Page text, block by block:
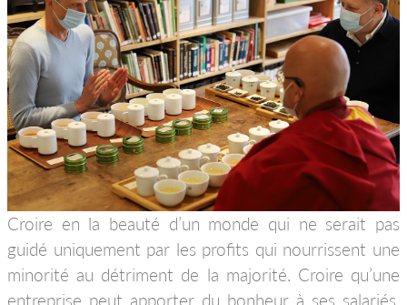
Croire en la beauté d’un monde qui ne serait pas
guidé uniquement par les profits qui nourrissent une
minorité au détriment de la majorité. Croire qu’une
entreprise peut apporter du bonheur à ses salariés,